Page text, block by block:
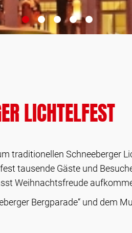
LICHTELFEST
traditionellen Schneeberger
tausende Gäste und
Weihnachtsfreude
Bergparade“ und dem